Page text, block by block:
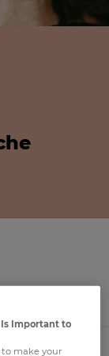
Is Important to
make your